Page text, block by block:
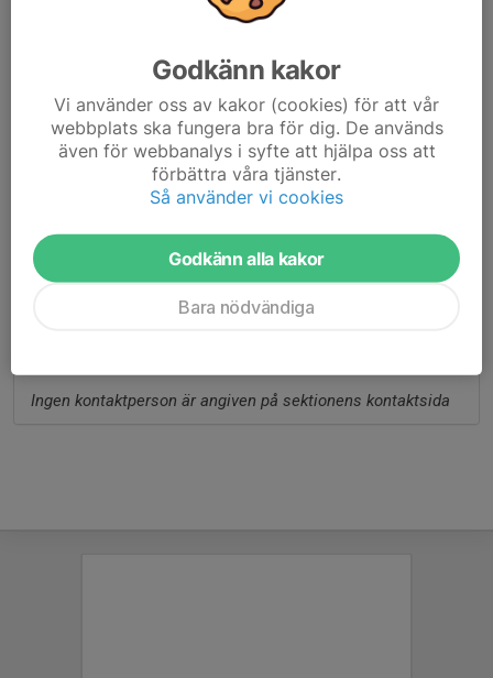
Ingen kontaktperson är angiven på sektionens kontaktsida
Ingen kontaktperson är angiven på sektionens kontaktsida
Ingen kontaktperson är angiven på sektionens kontaktsida
Ingen kontaktperson är angiven på sektionens kontaktsida
Godkänn kakor
Vi använder oss av kakor (cookies) för att vår
webbplats ska fungera bra för dig. De används
även för webbanalys i syfte att hjälpa oss att
förbättra våra tjänster.
Så använder vi cookies
Godkänn alla kakor
Bara nödvändiga